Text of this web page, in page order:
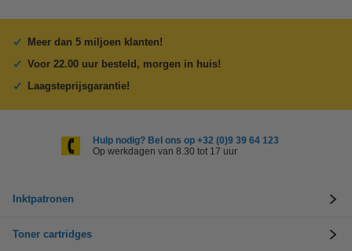
Meer dan 5 miljoen klanten!
Voor 22.00 uur besteld, morgen in huis!
Laagsteprijsgarantie!
Hulp nodig? Bel ons op +32 (0)9 39 64 123
Op werkdagen van 8.30 tot 17 uur
Inktpatronen
Toner cartridges